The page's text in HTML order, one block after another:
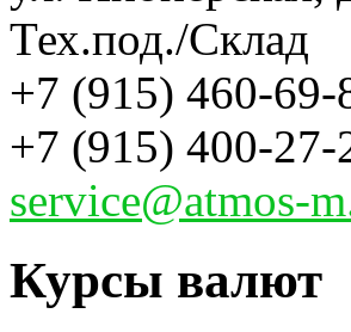
Тех.под./Склад
+7 (915) 460-69-
+7 (915) 400-27-
service@atmos-
Курсы валют